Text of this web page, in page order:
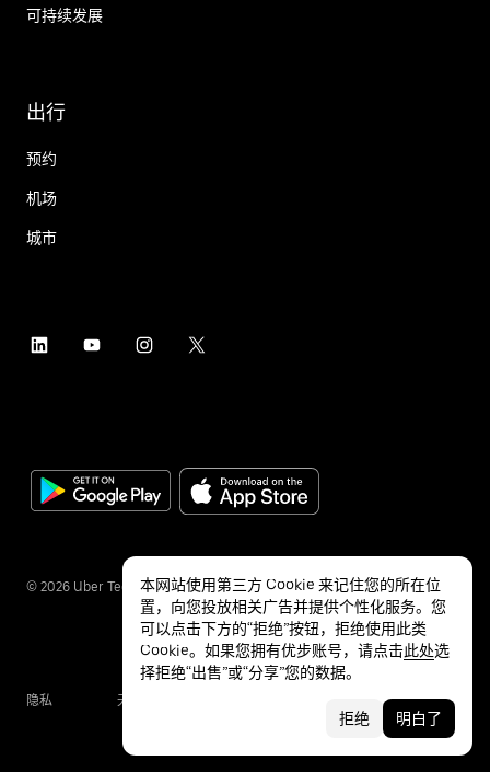
可持续发展
出行
预约
机场
城市
© 2026 Uber Technologies Inc.
隐私 无障碍服务
本网站使用第三方 Cookie 来记住您的所在位
置，向您投放相关广告并提供个性化服务。您
可以点击下方的“拒绝”按钮，拒绝使用此类
Cookie。如果您拥有优步账号，请点击此处选
择拒绝“出售”或“分享”您的数据。
拒绝 明白了